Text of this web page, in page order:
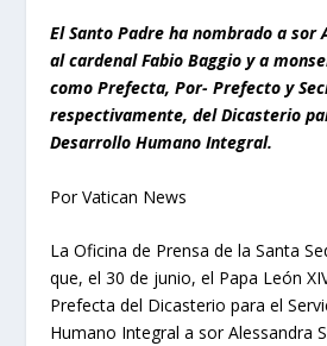
El Santo Padre ha nombrado a sor
al cardenal Fabio Baggio y a
como Prefecta, Por- Prefecto y
respectivamente, del Dicasterio
Desarrollo Humano Integral.
Por Vatican News
La Oficina de Prensa de la Santa
que, el 30 de junio, el Papa León
Prefecta del Dicasterio para el
Humano Integral a sor Alessandra